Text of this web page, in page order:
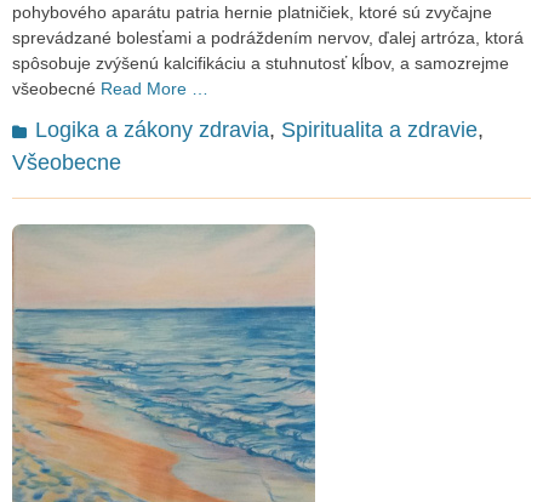
pohybového aparátu patria hernie platničiek, ktoré sú zvyčajne
sprevádzané bolesťami a podráždením nervov, ďalej artróza, ktorá
spôsobuje zvýšenú kalcifikáciu a stuhnutosť kĺbov, a samozrejme
všeobecné Read More …
Categories
Logika a zákony zdravia, Spiritualita a zdravie,
Všeobecne